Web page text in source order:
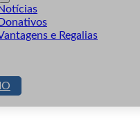
Donativos
e Regalias